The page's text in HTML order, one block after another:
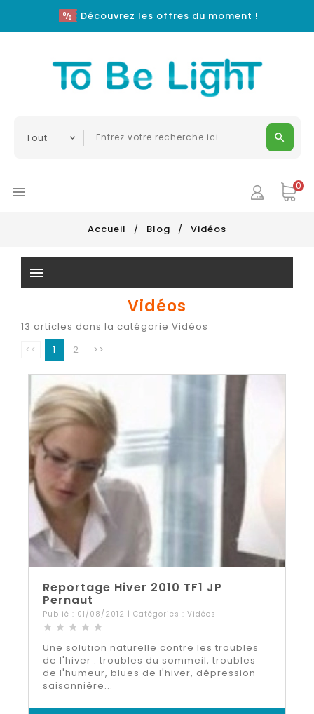
Découvrez les offres du moment !
 0
Accueil Blog Vidéos
menu
Vidéos
13 articles dans la catégorie Vidéos
<<
1 2 >>
Reportage Hiver 2010 TF1 JP
Pernaut
Publié : 01/08/2012 | Catégories : Vidéos
star star star star star
Une solution naturelle contre les troubles
de l'hiver : troubles du sommeil, troubles
de l'humeur, blues de l'hiver, dépression
saisonnière...